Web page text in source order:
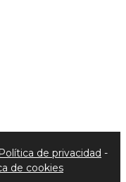
Política de privacidad -
de cookies